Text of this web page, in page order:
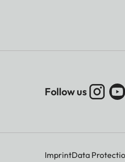
Follow us
ImprintData